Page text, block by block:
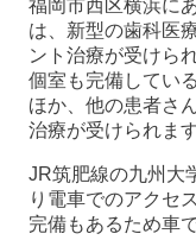
福岡市西区横浜に
は、新型の歯科医
ント治療が受けら
個室も完備してい
ほか、他の患者さ
治療が受けられます
JR筑肥線の九州大
り電車でのアクセ
完備もあるため車